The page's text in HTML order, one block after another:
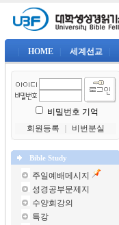
HOME 세계선교
비밀번호 기억
회원등록
비번분실
Bible Study
주일예배메시지
성경공부문제지
수양회강의
특강